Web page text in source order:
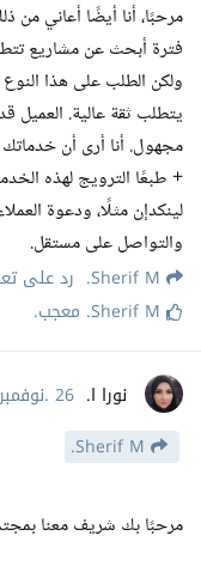
مرحبًا، أنا أيضًا أعاني من
فترة أبحث عن مشاريع
ولكن الطلب على هذا
يتطلب ثقة عالية.
مجهول. أنا أرى أن
+ طبعًا الترويج لهذه
لينكدإن مثلًا، ودعوة
والتواصل على مستقل.
Sherif M. رد على
Sherif M. معجب.
نورا ا. 26 .نوفمبر 2025
Sherif M.
مرحبًا بك شريف معنا